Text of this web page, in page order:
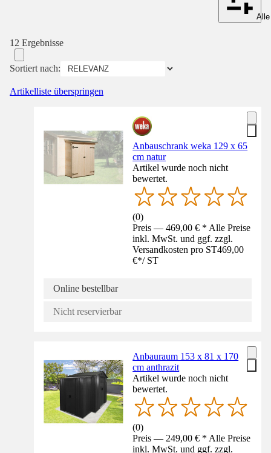
12 Ergebnisse
Sortiert nach:
Artikelliste überspringen
Anbauschrank weka 129 x 65
cm natur
Artikel wurde noch nicht
bewertet.
(0)
Preis — 469,00 € * Alle Preise
inkl. MwSt. und ggf. zzgl.
Versandkosten pro ST469,00
€*/ ST
Online bestellbar
Nicht reservierbar
Anbauraum 153 x 81 x 170
cm anthrazit
Artikel wurde noch nicht
bewertet.
(0)
Preis — 249,00 € * Alle Preise
inkl. MwSt. und ggf. zzgl.